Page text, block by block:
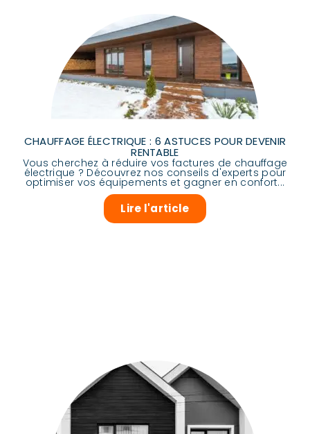
CHAUFFAGE ÉLECTRIQUE : 6 ASTUCES POUR DEVENIR
RENTABLE
Vous cherchez à réduire vos factures de chauffage
électrique ? Découvrez nos conseils d'experts pour
optimiser vos équipements et gagner en confort...
Lire l'article